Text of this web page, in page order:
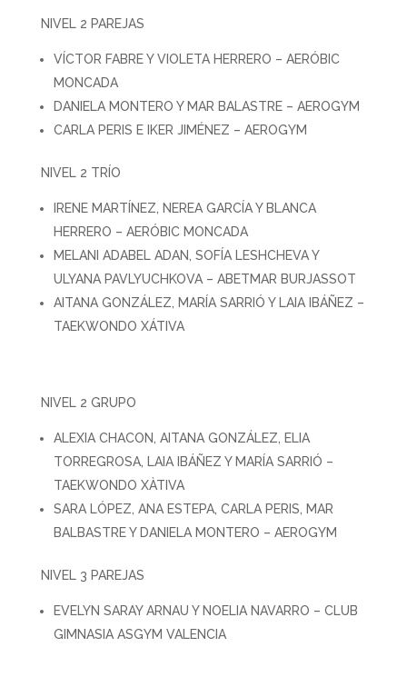
NIVEL 2 PAREJAS
VÍCTOR FABRE Y VIOLETA HERRERO – AERÓBIC
MONCADA
DANIELA MONTERO Y MAR BALASTRE – AEROGYM
CARLA PERIS E IKER JIMÉNEZ – AEROGYM
NIVEL 2 TRÍO
IRENE MARTÍNEZ, NEREA GARCÍA Y BLANCA
HERRERO – AERÓBIC MONCADA
MELANI ADABEL ADAN, SOFÍA LESHCHEVA Y
ULYANA PAVLYUCHKOVA – ABETMAR BURJASSOT
AITANA GONZÁLEZ, MARÍA SARRIÓ Y LAIA IBÁÑEZ –
TAEKWONDO XÁTIVA
NIVEL 2 GRUPO
ALEXIA CHACON, AITANA GONZÁLEZ, ELIA
TORREGROSA, LAIA IBÁÑEZ Y MARÍA SARRIÓ –
TAEKWONDO XÀTIVA
SARA LÓPEZ, ANA ESTEPA, CARLA PERIS, MAR
BALBASTRE Y DANIELA MONTERO – AEROGYM
NIVEL 3 PAREJAS
EVELYN SARAY ARNAU Y NOELIA NAVARRO – CLUB
GIMNASIA ASGYM VALENCIA